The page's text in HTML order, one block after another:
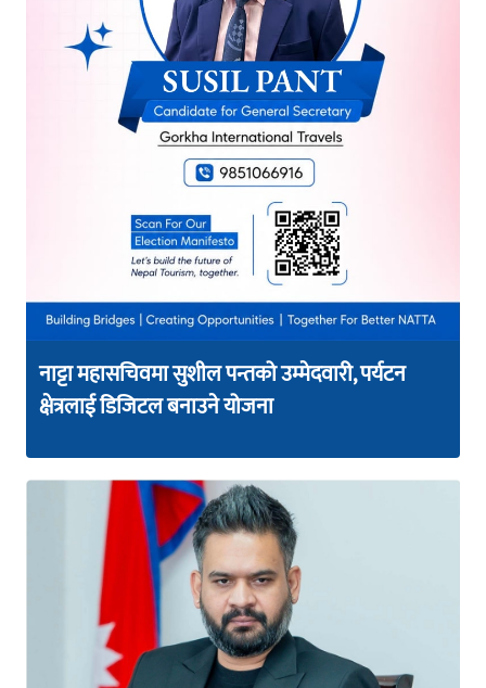
नाट्टा महासचिवमा सुशील पन्तको उम्मेदवारी, पर्यटन
क्षेत्रलाई डिजिटल बनाउने योजना